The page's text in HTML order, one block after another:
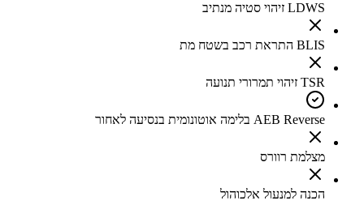
LDWS זיהוי סטיה מנתיב
BLIS התראת רכב בשטח מת
TSR זיהוי תמרורי תנועה
AEB Reverse בלימה אוטונומית בנסיעה לאחור
מצלמת רוורס
הכנה למנעול אלכוהול